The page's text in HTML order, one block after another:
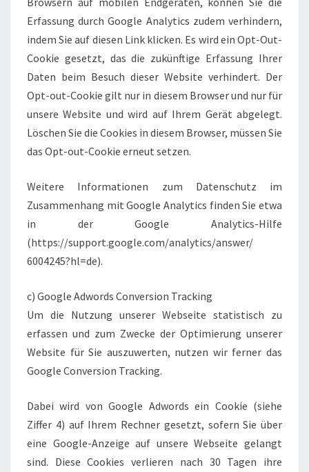
Erfassung durch Google Analytics zudem verhindern,
indem Sie auf diesen Link klicken. Es wird ein Opt-Out-
Cookie gesetzt, das die zukünftige Erfassung Ihrer
Daten beim Besuch dieser Website verhindert. Der
Opt-out-Cookie gilt nur in diesem Browser und nur für
unsere Website und wird auf Ihrem Gerät abgelegt.
Löschen Sie die Cookies in diesem Browser, müssen Sie
das Opt-out-Cookie erneut setzen.
Weitere Informationen zum Datenschutz im
Zusammenhang mit Google Analytics finden Sie etwa
in der Google Analytics-Hilfe
(https://support.google.com/analytics/answer/
6004245?hl=de).
c) Google Adwords Conversion Tracking
Um die Nutzung unserer Webseite statistisch zu
erfassen und zum Zwecke der Optimierung unserer
Website für Sie auszuwerten, nutzen wir ferner das
Google Conversion Tracking.
Dabei wird von Google Adwords ein Cookie (siehe
Ziffer 4) auf Ihrem Rechner gesetzt, sofern Sie über
eine Google-Anzeige auf unsere Webseite gelangt
sind. Diese Cookies verlieren nach 30 Tagen ihre